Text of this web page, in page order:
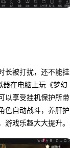
长被打扰，还不能挂
器在电脑上玩《梦幻
以享受挂机保护所带
色自动战斗，养肝护
戏乐趣大大提升。